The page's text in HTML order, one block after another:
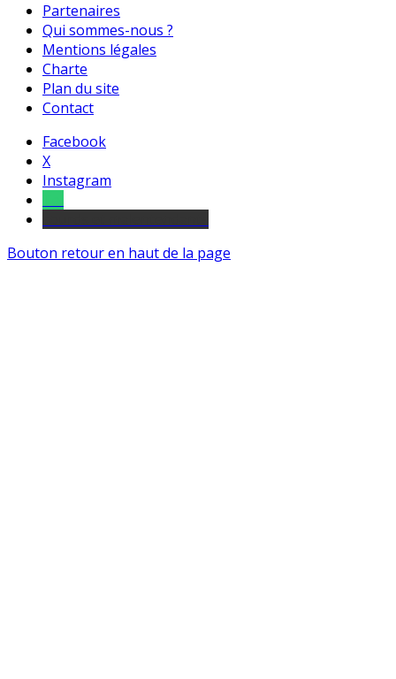
Partenaires
Qui sommes-nous ?
Mentions légales
Charte
Plan du site
Contact
Facebook
X
Instagram
Bouton retour en haut de la page